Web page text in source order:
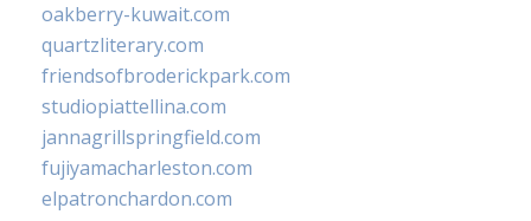
oakberry-kuwait.com
quartzliterary.com
friendsofbroderickpark.com
studiopiattellina.com
jannagrillspringfield.com
fujiyamacharleston.com
elpatronchardon.com